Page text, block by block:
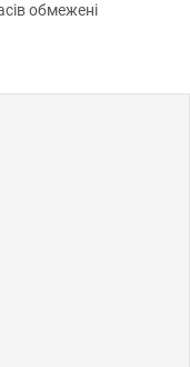
обмежені